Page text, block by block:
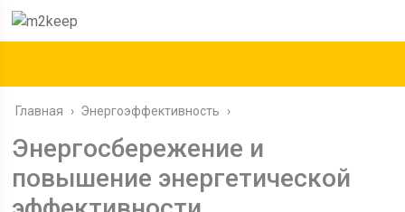
Главная › Энергоэффективность ›
Энергосбережение и
повышение энергетической